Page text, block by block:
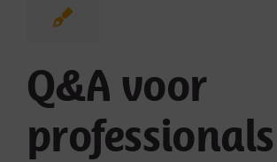
Q&A voor
professionals